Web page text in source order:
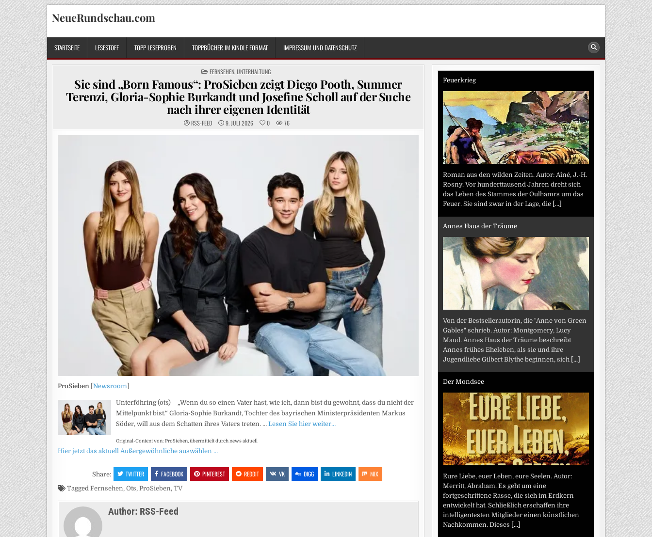
Skip
to
content
NeueRundschau.com
STARTSEITE LESESTOFF TOPP LESEPROBEN TOPPBÜCHER IM KINDLE FORMAT IMPRESSUM UND DATENSCHUTZ
POSTED
IN
FERNSEHEN,UNTERHALTUNG
Sie sind „Born Famous“: ProSieben zeigt Diego Pooth, Summer
Terenzi, Gloria-Sophie Burkandt und Josefine Scholl auf der Suche
nach ihrer eigenen Identität
RSS-FEED 9. JULI 2026 0 76
ProSieben [Newsroom]
Unterföhring (ots) – „Wenn du so einen Vater hast, wie ich, dann bist du gewohnt, dass du nicht der
Mittelpunkt bist.“ Gloria-Sophie Burkandt, Tochter des bayrischen Ministerpräsidenten Markus
Söder, will aus dem Schatten ihres Vaters treten. … Lesen Sie hier weiter…
Original-Content von: ProSieben, übermittelt durch news aktuell
Hier jetzt das aktuell Außergewöhnliche auswählen …
Share: TWITTER FACEBOOK PINTEREST REDDIT VK DIGG LINKEDIN MIX
Tagged Fernsehen, Ots, ProSieben, TV
Author: RSS-Feed
Feuerkrieg
Roman aus den wilden Zeiten. Autor: Aîné, J.-H.
Rosny. Vor hunderttausend Jahren dreht sich
das Leben des Stammes der Oulhamrs um das
Feuer. Sie sind zwar in der Lage, die [...]
Annes Haus der Träume
Von der Bestsellerautorin, die "Anne von Green
Gables" schrieb. Autor: Montgomery, Lucy
Maud. Annes Haus der Träume beschreibt
Annes frühes Eheleben, als sie und ihre
Jugendliebe Gilbert Blythe beginnen, sich [...]
Der Mondsee
Eure Liebe, euer Leben, eure Seelen. Autor:
Merritt, Abraham. Es geht um eine
fortgeschrittene Rasse, die sich im Erdkern
entwickelt hat. Schließlich erschaffen ihre
intelligentesten Mitglieder einen künstlichen
Nachkommen. Dieses [...]